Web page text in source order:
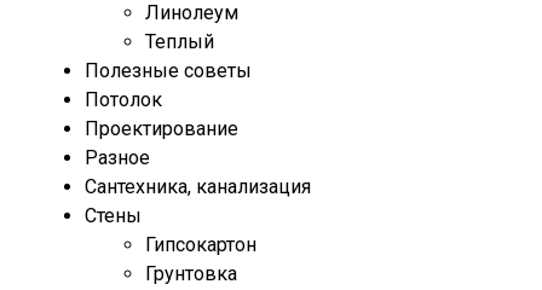
Линолеум
Теплый
Полезные советы
Потолок
Проектирование
Разное
Сантехника, канализация
Стены
Гипсокартон
Грунтовка